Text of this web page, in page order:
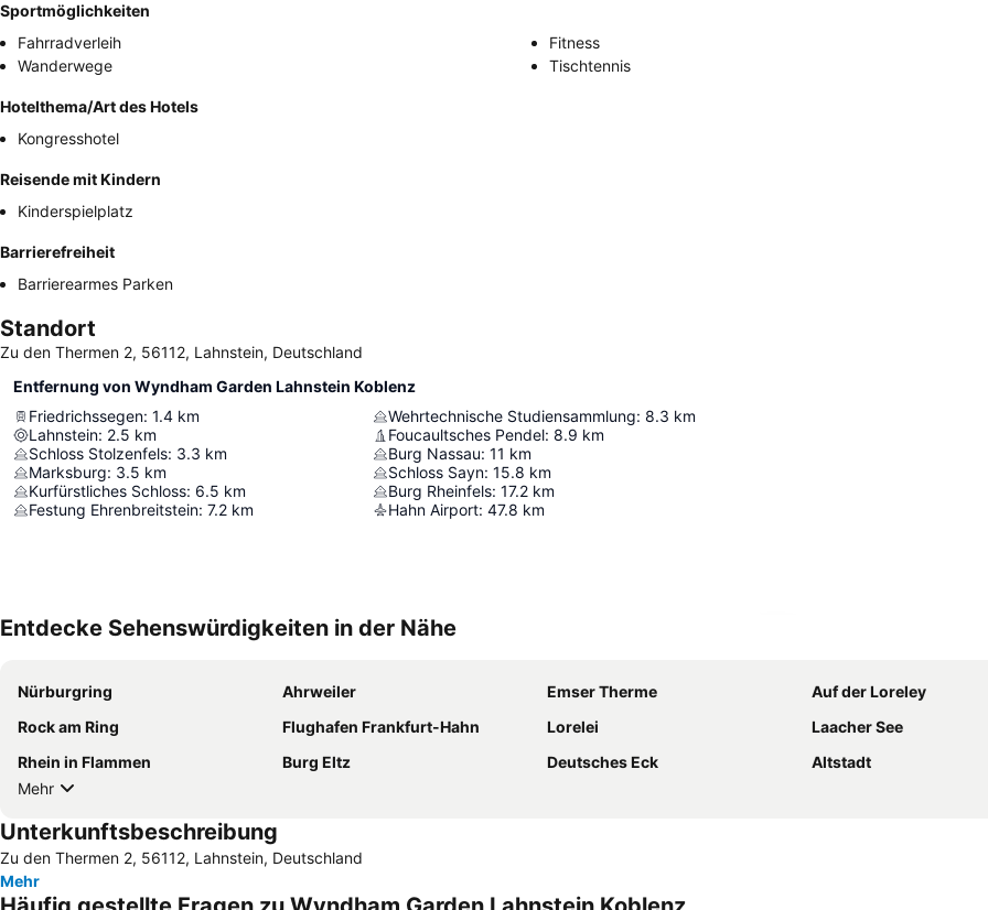
Sportmöglichkeiten
Fahrradverleih
Fitness
Wanderwege
Tischtennis
Hotelthema/Art des Hotels
Kongresshotel
Reisende mit Kindern
Kinderspielplatz
Barrierefreiheit
Barrierearmes Parken
Standort
Zu den Thermen 2, 56112, Lahnstein, Deutschland
Entfernung von Wyndham Garden Lahnstein Koblenz
Friedrichssegen: 1.4 km
Lahnstein: 2.5 km
Schloss Stolzenfels: 3.3 km
Marksburg: 3.5 km
Kurfürstliches Schloss: 6.5 km
Festung Ehrenbreitstein: 7.2 km
Wehrtechnische Studiensammlung: 8.3 km
Foucaultsches Pendel: 8.9 km
Burg Nassau: 11 km
Schloss Sayn: 15.8 km
Burg Rheinfels: 17.2 km
Hahn Airport: 47.8 km
Entdecke Sehenswürdigkeiten in der Nähe
Nürburgring Ahrweiler Emser Therme
Auf der Loreley
Rock am Ring
Flughafen Frankfurt-Hahn Lorelei
Laacher See
Rhein in Flammen
Burg Eltz Deutsches Eck
Altstadt
Mehr
Unterkunftsbeschreibung
Zu den Thermen 2, 56112, Lahnstein, Deutschland
Mehr